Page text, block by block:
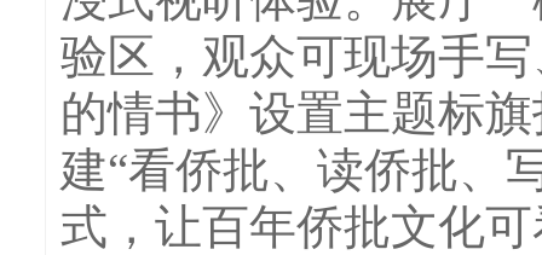
验区，观众可现场手
的情书》设置主题标
建“看侨批、读侨批、
式，让百年侨批文化